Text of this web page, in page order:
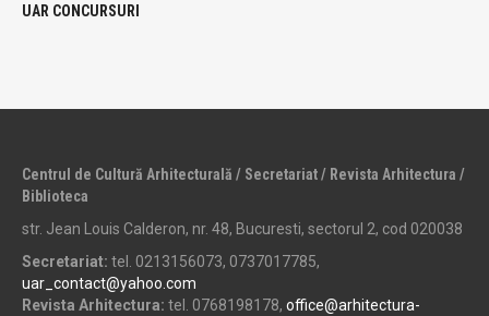
UAR CONCURSURI
Centrul de Cultură Arhitecturală / Secretariat / Revista Arhitectura /
Biblioteca
str. Jean Louis Calderon, nr. 48, Bucuresti, sectorul 2, cod 020038
Secretariat: tel. 0213156073, 0737017785,
uar_contact@yahoo.com
Revista Arhitectura: tel. 0768198178, office@arhitectura-